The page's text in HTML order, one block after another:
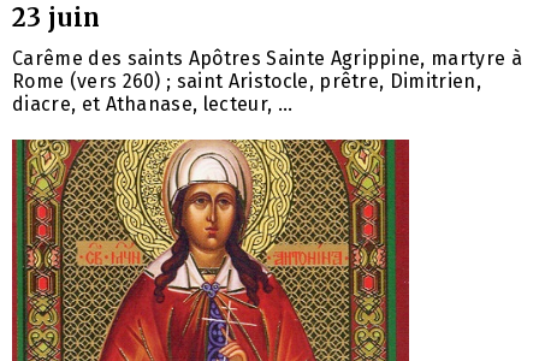
23 juin
Carême des saints Apôtres Sainte Agrippine, martyre à
Rome (vers 260) ; saint Aristocle, prêtre, Dimitrien,
diacre, et Athanase, lecteur, ...